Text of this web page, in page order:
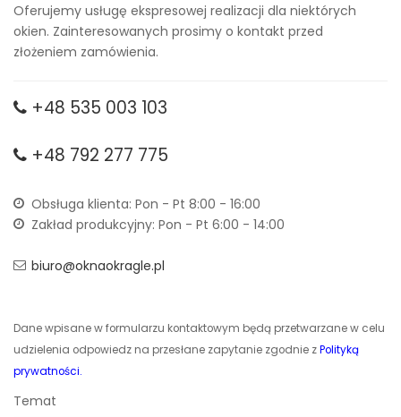
Oferujemy usługę ekspresowej realizacji dla niektórych
okien. Zainteresowanych prosimy o kontakt przed
złożeniem zamówienia.
+48 535 003 103
+48 792 277 775
Obsługa klienta: Pon - Pt 8:00 - 16:00
Zakład produkcyjny: Pon - Pt 6:00 - 14:00
biuro@oknaokragle.pl
Dane wpisane w formularzu kontaktowym będą przetwarzane w celu
udzielenia odpowiedz na przesłane zapytanie zgodnie zPolityką
prywatności.
Temat